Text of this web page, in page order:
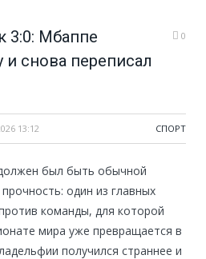
3:0: Мбаппе
и снова переписал
0
13:12 СПОРТ
был быть обычной
один из главных
команды, для которой
мира уже превращается в
получился страннее и